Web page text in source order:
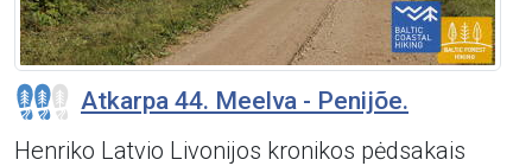
Atkarpa 44. Meelva - Penijõe.
Henriko Latvio Livonijos kronikos pėdsakais